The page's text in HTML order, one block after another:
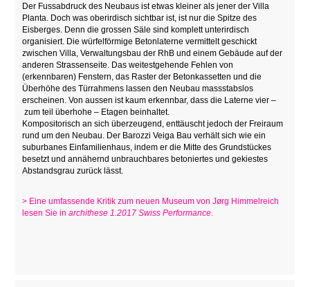
Der Fussabdruck des Neubaus ist etwas kleiner als jener der Villa
Planta. Doch was oberirdisch sichtbar ist, ist nur die Spitze des
Eisberges. Denn die grossen Säle sind komplett unterirdisch
organisiert. Die würfelförmige Betonlaterne vermittelt geschickt
zwischen Villa, Verwaltungsbau der RhB und einem Gebäude auf der
anderen Strassenseite. Das weitestgehende Fehlen von
(erkennbaren) Fenstern, das Raster der Betonkassetten und die
Überhöhe des Türrahmens lassen den Neubau massstabslos
erscheinen. Von aussen ist kaum erkennbar, dass die Laterne vier –
zum teil überhohe – Etagen beinhaltet.
Kompositorisch an sich überzeugend, enttäuscht jedoch der Freiraum
rund um den Neubau. Der Barozzi Veiga Bau verhält sich wie ein
suburbanes Einfamilienhaus, indem er die Mitte des Grundstückes
besetzt und annähernd unbrauchbares betoniertes und gekiestes
Abstandsgrau zurück lässt.
> Eine umfassende Kritik zum neuen Museum von Jørg Himmelreich
lesen Sie inarchithese 1.2017 Swiss Performance.